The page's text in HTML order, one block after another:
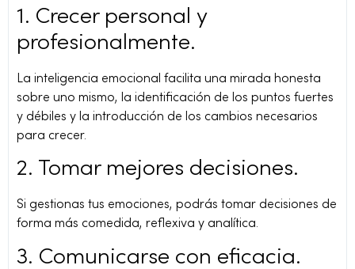
1. Crecer personal y
profesionalmente.
La inteligencia emocional facilita una mirada honesta
sobre uno mismo, la identificación de los puntos fuertes
y débiles y la introducción de los cambios necesarios
para crecer.
2. Tomar mejores decisiones.
Si gestionas tus emociones, podrás tomar decisiones de
forma más comedida, reflexiva y analítica.
3. Comunicarse con eficacia.